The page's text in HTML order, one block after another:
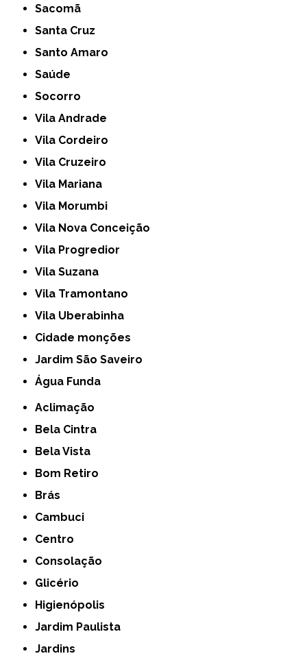
Sacomã
Santa Cruz
Santo Amaro
Saúde
Socorro
Vila Andrade
Vila Cordeiro
Vila Cruzeiro
Vila Mariana
Vila Morumbi
Vila Nova Conceição
Vila Progredior
Vila Suzana
Vila Tramontano
Vila Uberabinha
cidade monções
jardim São Saveiro
Água Funda
Aclimação
Bela Cintra
Bela Vista
Bom Retiro
Brás
Cambuci
Centro
Consolação
Glicério
Higienópolis
Jardim Paulista
Jardins